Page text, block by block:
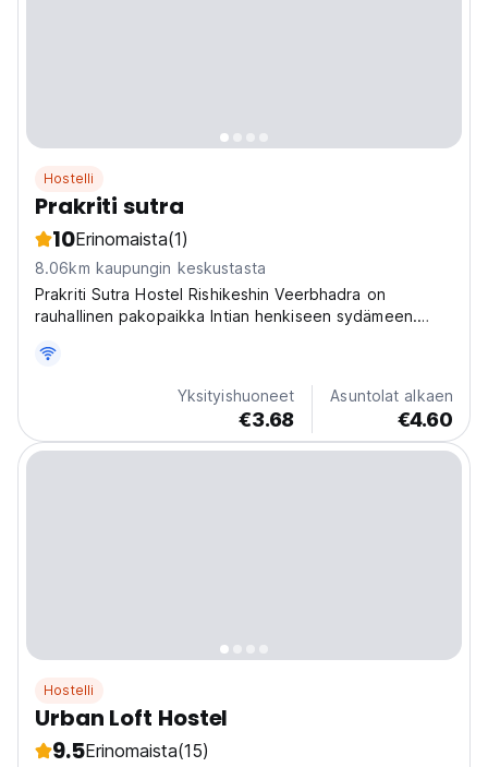
Hostelli
Prakriti sutra
10Erinomaista(1)
8.06km kaupungin keskustasta
Prakriti Sutra Hostel Rishikeshin Veerbhadra on
rauhallinen pakopaikka Intian henkiseen sydämeen.
ja luonnon ystäville. (Auto-translated from original
Yksityishuoneet
€3.68
Asuntolat alkaen
€4.60
Hostelli
Urban Loft Hostel
9.5Erinomaista(15)